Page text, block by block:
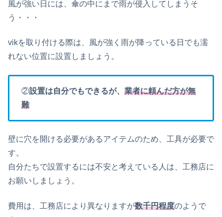
風が強い日には、傘の中にまで雨が侵入してしまうそ
う・・・
vikを取り付ける際は、風が強く雨が降っている日でも濡
れない位置に設置しましょう。
②設置は自分でもできるが、 業者に頼んだ方が無
難
壁に穴を開ける必要があるアイテムのため、工具が必要で
す。
自分たちで設置するには不安と考えている人は、工務店に
お願いしましょう。
費用は、工務店により異なりますが数千円程度のようで